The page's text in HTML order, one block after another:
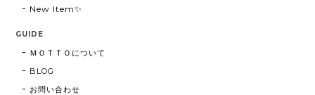
New Item✨
GUIDE
ＭＯＴＴＯについて
BLOG
お問い合わせ